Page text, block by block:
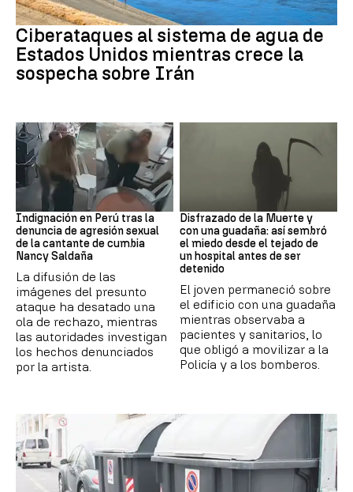
Guerra Irán
Ciberataques al sistema de agua de
Estados Unidos mientras crece la
sospecha sobre Irán
Indignación en Perú tras la
denuncia de agresión sexual
de la cantante de cumbia
Nancy Saldaña
La difusión de las
imágenes del presunto
ataque ha desatado una
ola de rechazo, mientras
las autoridades investigan
los hechos denunciados
por la artista.
Disfrazado de la Muerte y
con una guadaña: así sembró
el miedo desde el tejado de
un hospital antes de ser
detenido
El joven permaneció sobre
el edificio con una guadaña
mientras observaba a
pacientes y sanitarios, lo
que obligó a movilizar a la
Policía y a los bomberos.